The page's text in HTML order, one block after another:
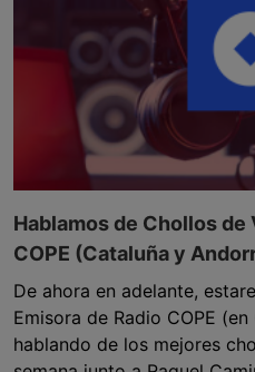
Hablamos de Chollos de
COPE (Cataluña y
De ahora en adelante,
Emisora de Radio COPE
hablando de los mejores